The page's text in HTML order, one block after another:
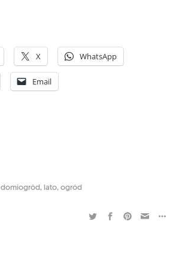
X WhatsApp
Email
domiogród, lato,ogród